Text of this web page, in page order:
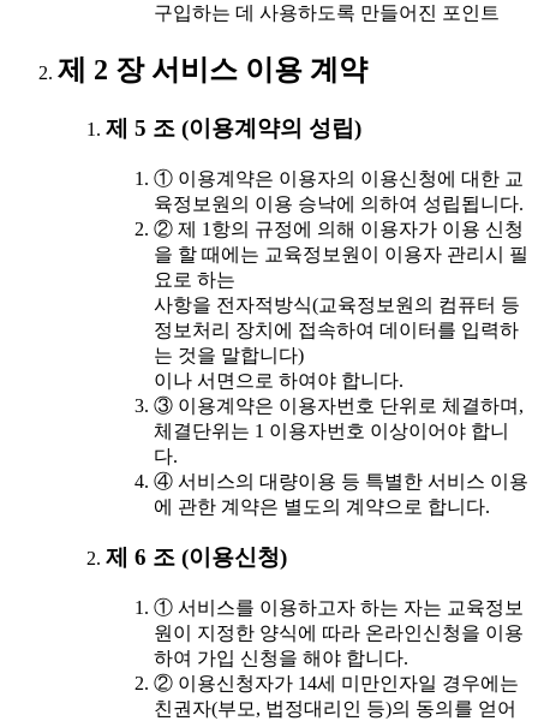
구입하는 데 사용하도록 만들어진 포인트
제 2 장 서비스 이용 계약
제 5 조 (이용계약의 성립)
① 이용계약은 이용자의 이용신청에 대한 교
육정보원의 이용 승낙에 의하여 성립됩니다.
② 제 1항의 규정에 의해 이용자가 이용 신청
을 할 때에는 교육정보원이 이용자 관리시 필
요로 하는
사항을 전자적방식(교육정보원의 컴퓨터 등
정보처리 장치에 접속하여 데이터를 입력하
는 것을 말합니다)
이나 서면으로 하여야 합니다.
③ 이용계약은 이용자번호 단위로 체결하며,
체결단위는 1 이용자번호 이상이어야 합니
다.
④ 서비스의 대량이용 등 특별한 서비스 이용
에 관한 계약은 별도의 계약으로 합니다.
제 6 조 (이용신청)
① 서비스를 이용하고자 하는 자는 교육정보
원이 지정한 양식에 따라 온라인신청을 이용
하여 가입 신청을 해야 합니다.
② 이용신청자가 14세 미만인자일 경우에는
친권자(부모, 법정대리인 등)의 동의를 얻어